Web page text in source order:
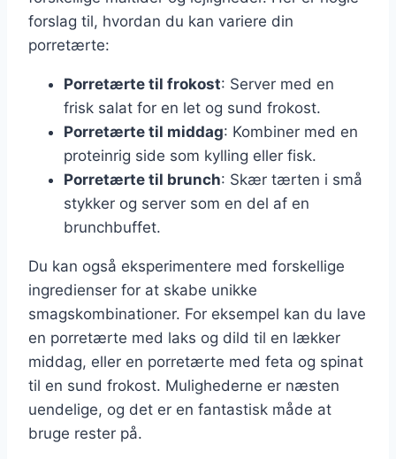
forslag til, hvordan du kan variere din
porretærte:
Porretærte til frokost: Server med en
frisk salat for en let og sund frokost.
Porretærte til middag: Kombiner med en
proteinrig side som kylling eller fisk.
Porretærte til brunch: Skær tærten i små
stykker og server som en del af en
brunchbuffet.
Du kan også eksperimentere med forskellige
ingredienser for at skabe unikke
smagskombinationer. For eksempel kan du lave
en porretærte med laks og dild til en lækker
middag, eller en porretærte med feta og spinat
til en sund frokost. Mulighederne er næsten
uendelige, og det er en fantastisk måde at
bruge rester på.